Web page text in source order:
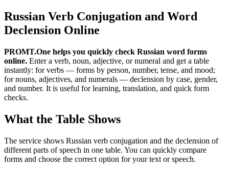
Russian Verb Conjugation and Word
Declension Online
PROMT.One helps you quickly check Russian word forms
online. Enter a verb, noun, adjective, or numeral and get a table
instantly: for verbs — forms by person, number, tense, and mood;
for nouns, adjectives, and numerals — declension by case, gender,
and number. It is useful for learning, translation, and quick form
checks.
What the Table Shows
The service shows Russian verb conjugation and the declension of
different parts of speech in one table. You can quickly compare
forms and choose the correct option for your text or speech.